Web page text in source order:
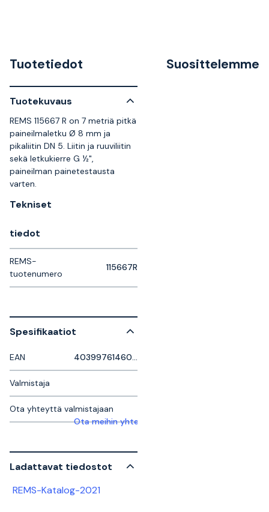
Tuotetiedot
Tuotekuvaus
REMS 115667 R on 7 metriä pitkä
paineilmaletku Ø 8 mm ja
pikaliitin DN 5. Liitin ja ruuviliitin
sekä letkukierre G ½",
paineilman painetestausta
varten.
Tekniset
tiedot
REMS-
tuotenumero
115667R
Spesifikaatiot
EAN 4039976146074
Valmistaja
Ota yhteyttä valmistajaan
Ota meihin yhteyttä saadaksesi lisätietoja
Ladattavat tiedostot
REMS-Katalog-2021
Suosittelemme